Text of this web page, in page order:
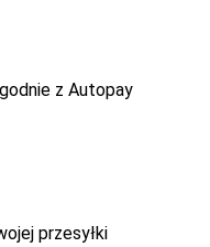
z Autopay
przesyłki